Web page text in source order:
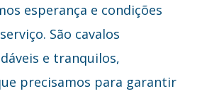
esperança e condições
São cavalos
e tranquilos,
precisamos para garantir